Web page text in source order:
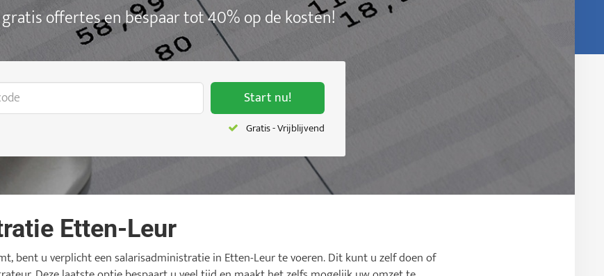
offertes en bespaar tot 40% op de kosten!
Start nu!
Gratis - Vrijblijvend
Etten-Leur
bent u verplicht een salarisadministratie in Etten-Leur te voeren. Dit kunt u zelf doen of